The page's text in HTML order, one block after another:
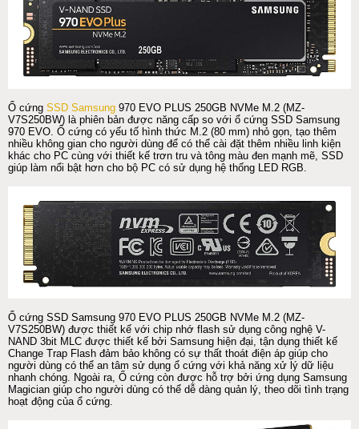
Ổ cứng SSD Samsung 970 EVO PLUS 250GB NVMe M.2 (MZ-
V7S250BW) là phiên bản được năng cấp so với ổ cứng SSD Samsung
970 EVO. Ổ cứng có yếu tố hình thức M.2 (80 mm) nhỏ gọn, tạo thêm
nhiều không gian cho người dùng để có thể cài đặt thêm nhiều linh kiện
khác cho PC cùng với thiết kế trơn tru và tông màu đen mạnh mẽ, SSD
giúp làm nổi bật hơn cho bộ PC có sử dụng hệ thống LED RGB.
Ổ cứng SSD Samsung 970 EVO PLUS 250GB NVMe M.2 (MZ-
V7S250BW) được thiết kế với chip nhớ flash sử dụng công nghệ V-
NAND 3bit MLC được thiết kế bởi Samsung hiện đại, tận dụng thiết kế
Change Trap Flash đảm bảo không có sự thất thoát điện áp giúp cho
người dùng có thể an tâm sử dụng ổ cứng với khả năng xử lý dữ liệu
nhanh chóng. Ngoài ra, Ổ cứng còn được hỗ trợ bởi ứng dụng Samsung
Magician giúp cho người dùng có thể dễ dàng quản lý, theo dõi tình trạng
hoạt động của ổ cứng.